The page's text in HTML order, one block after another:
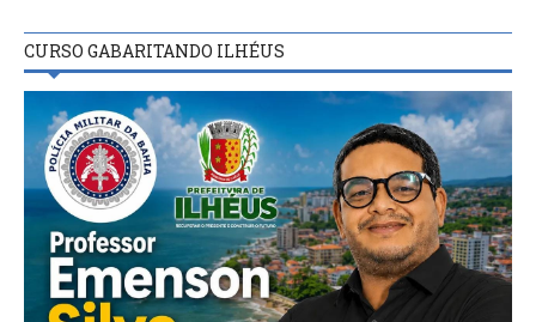
CURSO GABARITANDO ILHÉUS